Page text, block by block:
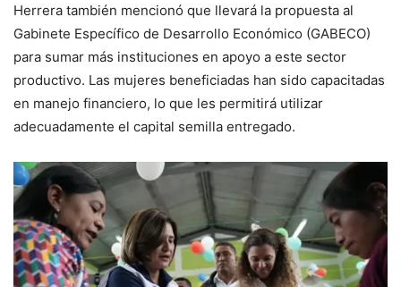
Herrera también mencionó que llevará la propuesta al
Gabinete Específico de Desarrollo Económico (GABECO)
para sumar más instituciones en apoyo a este sector
productivo. Las mujeres beneficiadas han sido capacitadas
en manejo financiero, lo que les permitirá utilizar
adecuadamente el capital semilla entregado.